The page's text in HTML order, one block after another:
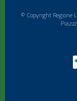
© Copyright